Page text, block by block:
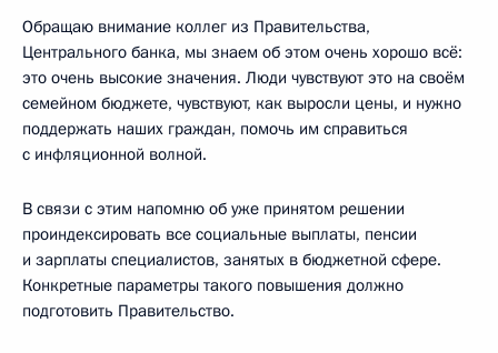
Обращаю внимание коллег из Правительства,
Центрального банка, мы знаем об этом очень хорошо всё:
это очень высокие значения. Люди чувствуют это на своём
семейном бюджете, чувствуют, как выросли цены, и нужно
поддержать наших граждан, помочь им справиться
с инфляционной волной.
В связи с этим напомню об уже принятом решении
проиндексировать все социальные выплаты, пенсии
и зарплаты специалистов, занятых в бюджетной сфере.
Конкретные параметры такого повышения должно
подготовить Правительство.